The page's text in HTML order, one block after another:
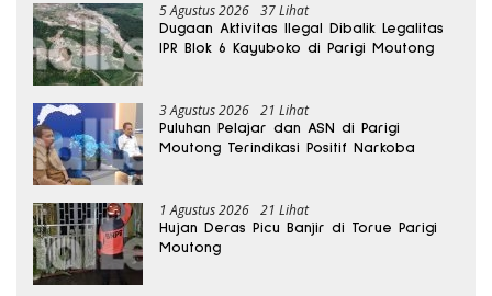
5 Agustus 2026 37 Lihat
Dugaan Aktivitas Ilegal Dibalik Legalitas
IPR Blok 6 Kayuboko di Parigi Moutong
3 Agustus 2026 21 Lihat
Puluhan Pelajar dan ASN di Parigi
Moutong Terindikasi Positif Narkoba
1 Agustus 2026 21 Lihat
Hujan Deras Picu Banjir di Torue Parigi
Moutong